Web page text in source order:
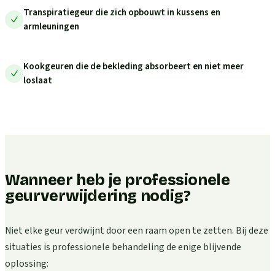
Transpiratiegeur die zich opbouwt in kussens en
armleuningen
Kookgeuren die de bekleding absorbeert en niet meer
loslaat
Wanneer heb je professionele
geurverwijdering nodig?
Niet elke geur verdwijnt door een raam open te zetten. Bij deze
situaties is professionele behandeling de enige blijvende
oplossing: